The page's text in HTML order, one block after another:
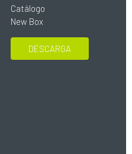
Catálogo
New Box
DESCARGA